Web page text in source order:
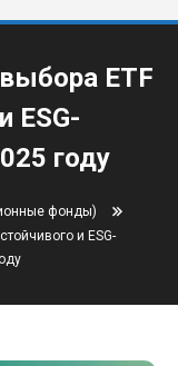
ETF
ESG-
году
фонды)
и ESG-